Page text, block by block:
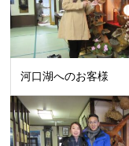
河口湖へのお客様